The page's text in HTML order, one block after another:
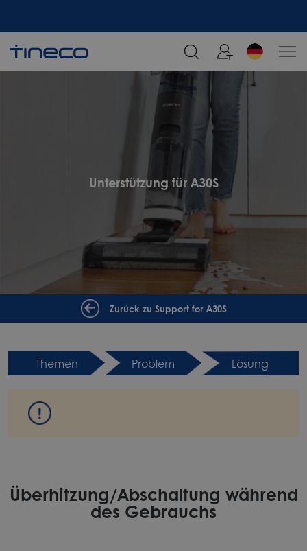
Unterstützung für A30S
Zurück zu Support for A30S
Themen Problem Lösung
Überhitzung/Abschaltung während
des Gebrauchs